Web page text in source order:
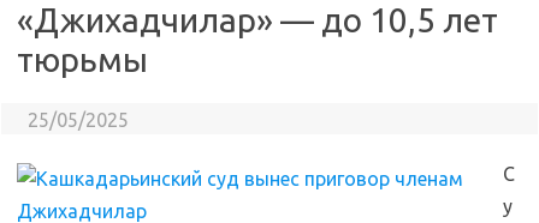
«Джихадчилар» — до 10,5 лет
тюрьмы
25/05/2025
С
у